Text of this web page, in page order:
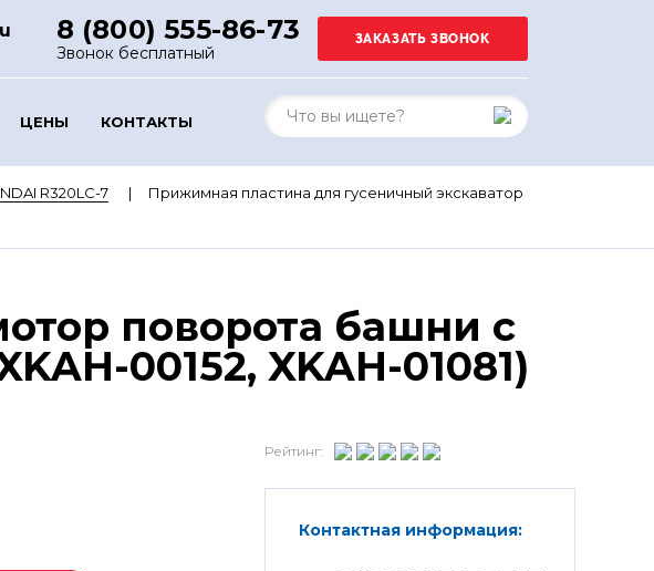
8 (800) 555-86-73
Звонок бесплатный
ЦЕНЫ КОНТАКТЫ
R320LC-7
Прижимная пластина для гусеничный экскаватор
поворота башни с
00152, XKAH-01081)
Рейтинг:
Контактная информация: